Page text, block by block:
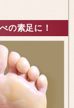
の素足に！